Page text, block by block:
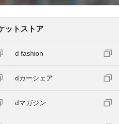
ットストア
d fashion
dカーシェア
dマガジン